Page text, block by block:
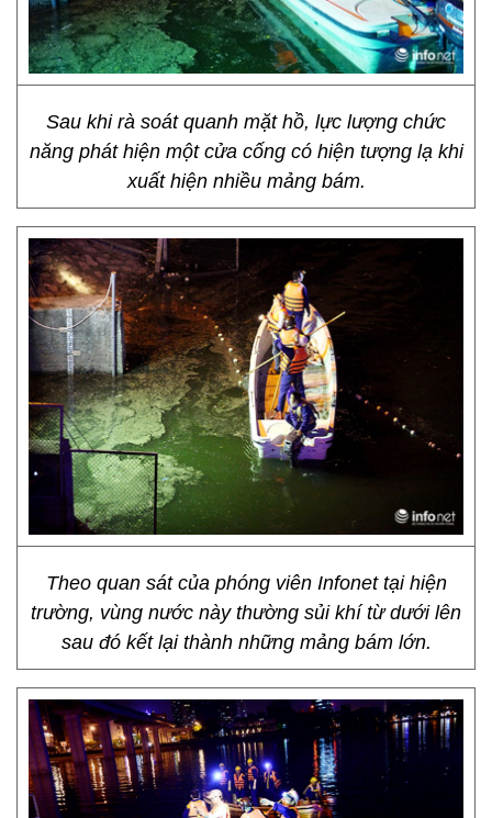
Sau khi rà soát quanh mặt hồ, lực lượng chức
năng phát hiện một cửa cống có hiện tượng lạ khi
xuất hiện nhiều mảng bám.
Theo quan sát của phóng viên Infonet tại hiện
trường, vùng nước này thường sủi khí từ dưới lên
sau đó kết lại thành những mảng bám lớn.